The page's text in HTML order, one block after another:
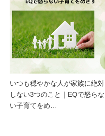
いつも穏やかな人が家族に絶対
しない3つのこと｜EQで怒らな
い子育てをめ…